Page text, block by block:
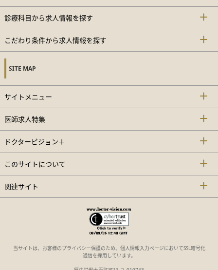
診療科目から求人情報を探す
こだわり条件から求人情報を探す
SITE MAP
サイトメニュー
医師求人特集
ドクタービジョン＋
このサイトについて
関連サイト
当サイトは、お客様のプライバシー保護のため、個人情報入力ページにおいてSSL暗号化
通信を採用しています。